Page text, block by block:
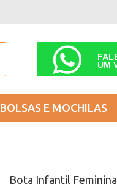
UM
BOLSAS E MOCHILAS
Bota Infantil